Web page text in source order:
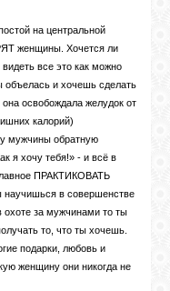
на центральной
женщины. Хочется ли
все это как можно
и хочешь сделать
освобождала желудок от
калорий)
мужчины обратную
я хочу тебя!» - и всё в
ПРАКТИКОВАТЬ
в совершенстве
за мужчинами то ты
то, что ты хочешь.
подарки, любовь и
женщину они никогда не